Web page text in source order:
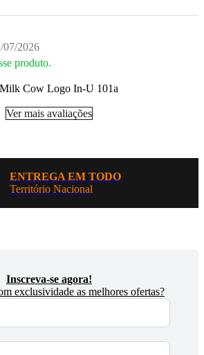
07/2026
produto.
Cow Logo In-U 101a
Ver mais avaliações
ENTREGA EM TODO
Território Nacional
Inscreva-se agora!
exclusividade as melhores ofertas?